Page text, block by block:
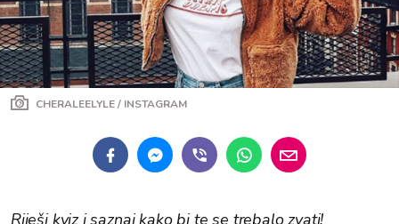
CHERALEELYLE / INSTAGRAM
Riješi kviz i saznaj kako bi te se trebalo zvati!